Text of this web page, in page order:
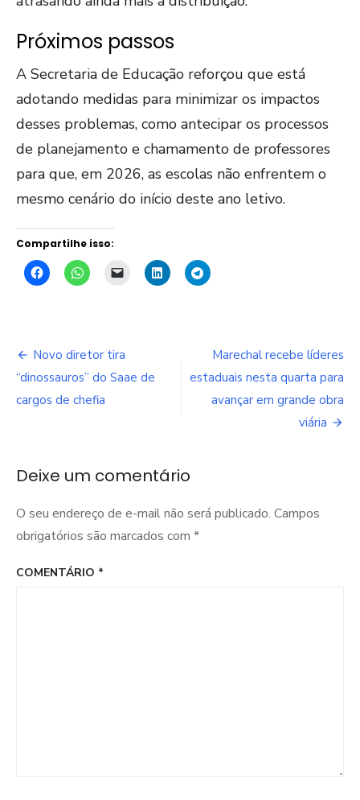
Próximos passos
A Secretaria de Educação reforçou que está
adotando medidas para minimizar os impactos
desses problemas, como antecipar os processos
de planejamento e chamamento de professores
para que, em 2026, as escolas não enfrentem o
mesmo cenário do início deste ano letivo.
Compartilhe isso:
Navegação
de
Post
Novo diretor tira
“dinossauros” do Saae de
cargos de chefia
Marechal recebe líderes
estaduais nesta quarta para
avançar em grande obra
viária
Deixe um comentário
O seu endereço de e-mail não será publicado. Campos
obrigatórios são marcados com *
COMENTÁRIO *